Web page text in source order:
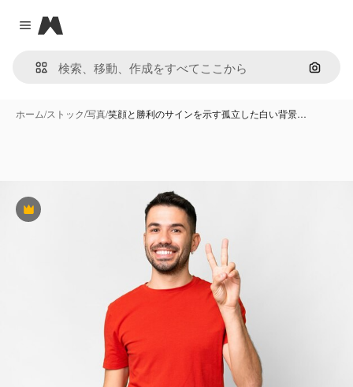
Close menu
Magnific
画像で
ホーム/ストック/写真/笑顔と勝利のサインを示す孤立した白い背景…
Premium